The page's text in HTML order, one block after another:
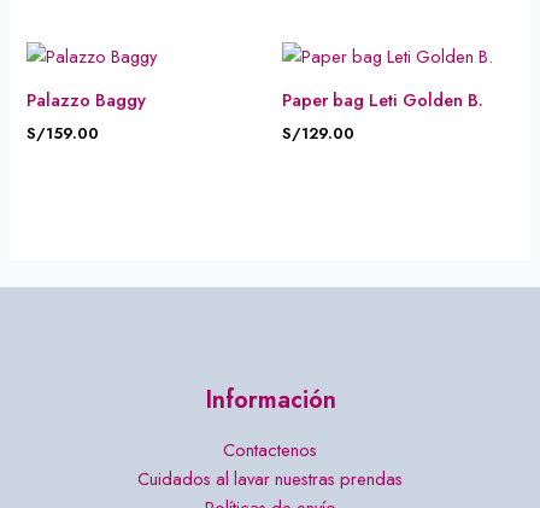
Palazzo Baggy
S/159.00
Paper bag Leti Golden B.
S/129.00
Información
Contactenos
Cuidados al lavar nuestras prendas